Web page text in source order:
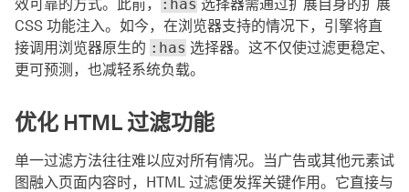
效可靠的方式。此前，
:has 选择器需通过扩展自身的扩展
CSS 功能注入。如今，在浏览器支持的情况下，引擎将直
接调用浏览器原生的 :has 选择器。这不仅使过滤更稳定、
更可预测，也减轻系统负载。
优化 HTML 过滤功能
单一过滤方法往往难以应对所有情况。当广告或其他元素试
图融入页面内容时，HTML 过滤便发挥关键作用。它直接与